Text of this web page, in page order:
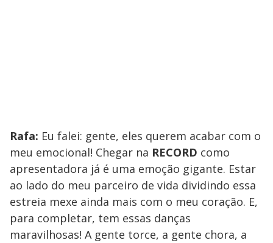
Rafa: Eu falei: gente, eles querem acabar com o
meu emocional! Chegar na RECORD como
apresentadora já é uma emoção gigante. Estar
ao lado do meu parceiro de vida dividindo essa
estreia mexe ainda mais com o meu coração. E,
para completar, tem essas danças
maravilhosas! A gente torce, a gente chora, a